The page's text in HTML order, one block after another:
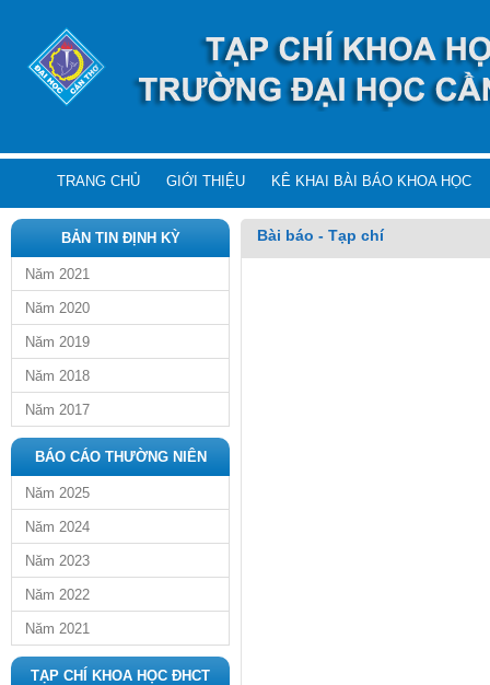
TRANG CHỦ GIỚI THIỆU KÊ KHAI BÀI BÁO KHOA HỌC
BẢN TIN ĐỊNH KỲ
Năm 2021
Năm 2020
Năm 2019
Năm 2018
Năm 2017
BÁO CÁO THƯỜNG NIÊN
Năm 2025
Năm 2024
Năm 2023
Năm 2022
Năm 2021
TẠP CHÍ KHOA HỌC ĐHCT
Bài báo - Tạp chí